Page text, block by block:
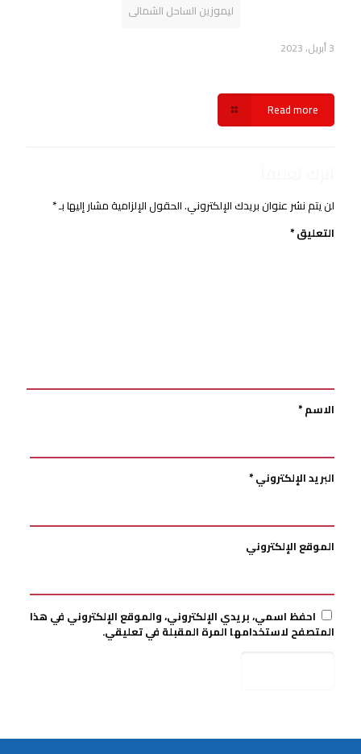
ليموزين الساحل الشمالى
3 أبريل، 2023
Read more
لن يتم نشر عنوان بريدك الإلكتروني.الحقول الإلزامية مشار إليها بـ*
التعليق*
الاسم*
البريد الإلكتروني*
الموقع الإلكتروني
احفظ اسمي، بريدي الإلكتروني، والموقع الإلكتروني في هذا
المتصفح لاستخدامها المرة المقبلة في تعليقي.